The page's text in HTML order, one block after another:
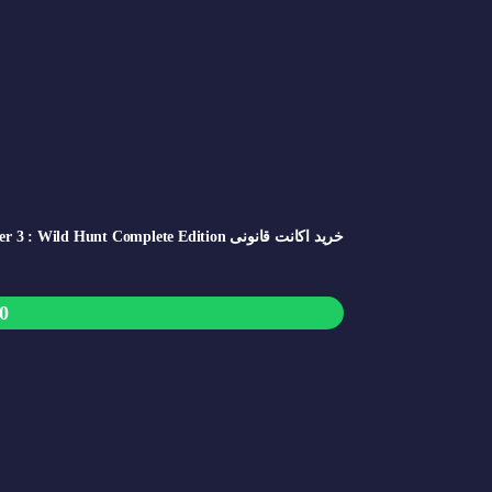
خرید اکانت قانونی The Witcher 3 : Wild Hunt Complete Edition